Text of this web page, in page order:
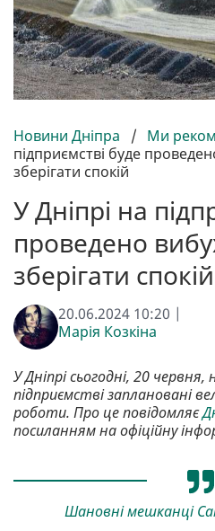
Новини Дніпра / Ми
підприємстві буде
зберігати спокій
У Дніпрі на
проведено
зберігати спокій
20.06.2024 10:20 |
Марія Козкіна
У Дніпрі сьогодні, 20
підприємстві заплановані
роботи. Про це повідомляє
посиланням на офіційну
Шановні мешканці